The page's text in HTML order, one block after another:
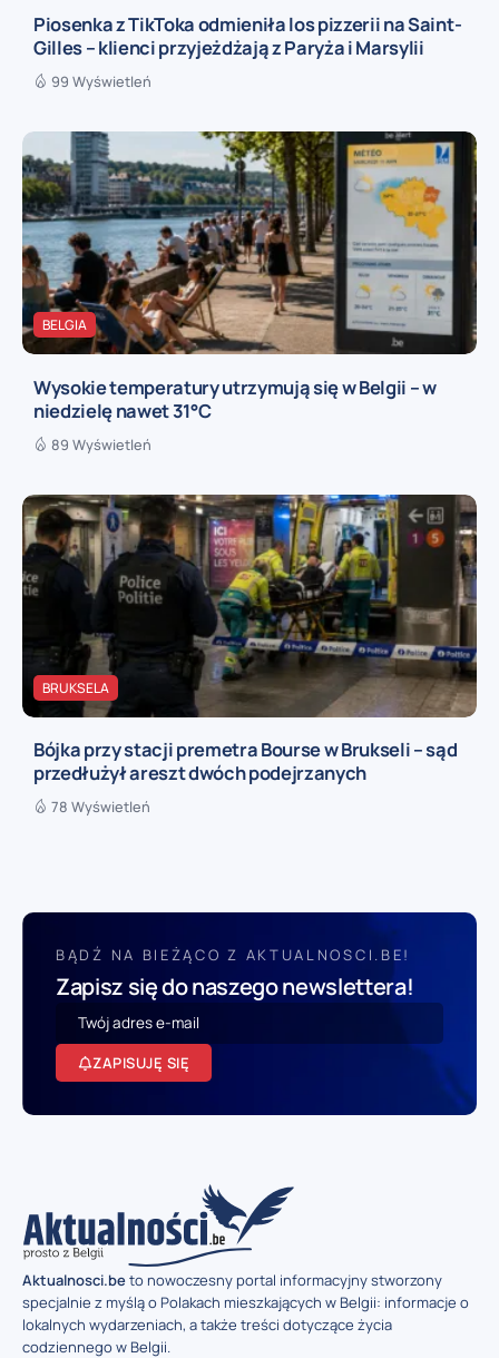
Piosenka z TikToka odmieniła los pizzerii na Saint-
Gilles – klienci przyjeżdżają z Paryża i Marsylii
99 Wyświetleń
BELGIA
Wysokie temperatury utrzymują się w Belgii – w
niedzielę nawet 31°C
89 Wyświetleń
BRUKSELA
Bójka przy stacji premetra Bourse w Brukseli – sąd
przedłużył areszt dwóch podejrzanych
78 Wyświetleń
BĄDŹ NA BIEŻĄCO Z AKTUALNOSCI.BE!
Zapisz się do naszego newslettera!
ZAPISUJĘ SIĘ
Aktualnosci.beto nowoczesny portal informacyjny stworzony
specjalnie z myślą o Polakach mieszkających w Belgii: informacje o
lokalnych wydarzeniach, a także treści dotyczące życia
codziennego w Belgii.